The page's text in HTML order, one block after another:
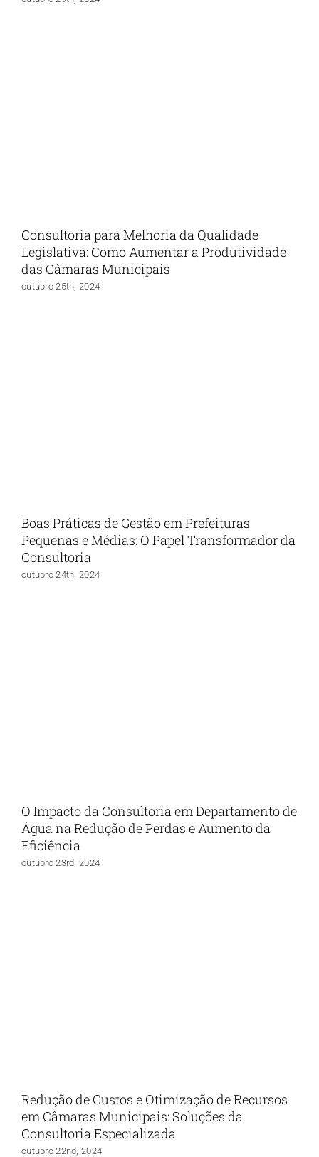
Consultoria para Melhoria da Qualidade
Legislativa: Como Aumentar a Produtividade
das Câmaras Municipais
outubro 25th, 2024
Boas Práticas de Gestão em Prefeituras
Pequenas e Médias: O Papel Transformador da
Consultoria
outubro 24th, 2024
O Impacto da Consultoria em Departamento de
Água na Redução de Perdas e Aumento da
Eficiência
outubro 23rd, 2024
Redução de Custos e Otimização de Recursos
em Câmaras Municipais: Soluções da
Consultoria Especializada
outubro 22nd, 2024